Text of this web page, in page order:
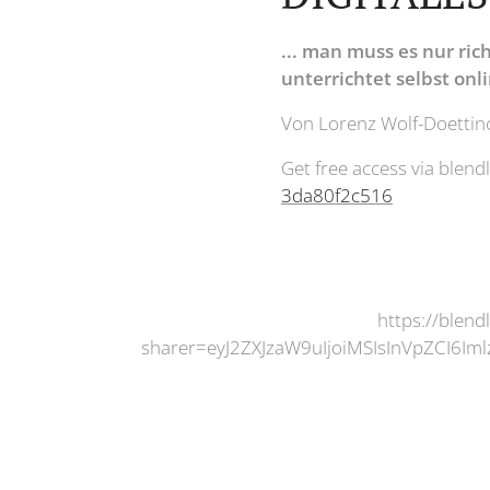
... man muss es nur
unterrichtet selbst
Von Lorenz Wolf-
Get free access via
3da80f2c516
https://